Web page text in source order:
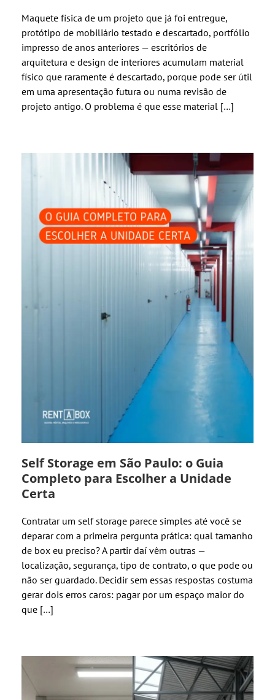
Maquete física de um projeto que já foi entregue,
protótipo de mobiliário testado e descartado, portfólio
impresso de anos anteriores — escritórios de
arquitetura e design de interiores acumulam material
físico que raramente é descartado, porque pode ser útil
em uma apresentação futura ou numa revisão de
projeto antigo. O problema é que esse material […]
Self Storage em São Paulo: o Guia
Completo para Escolher a Unidade
Certa
Contratar um self storage parece simples até você se
deparar com a primeira pergunta prática: qual tamanho
de box eu preciso? A partir daí vêm outras —
localização, segurança, tipo de contrato, o que pode ou
não ser guardado. Decidir sem essas respostas costuma
gerar dois erros caros: pagar por um espaço maior do
que […]